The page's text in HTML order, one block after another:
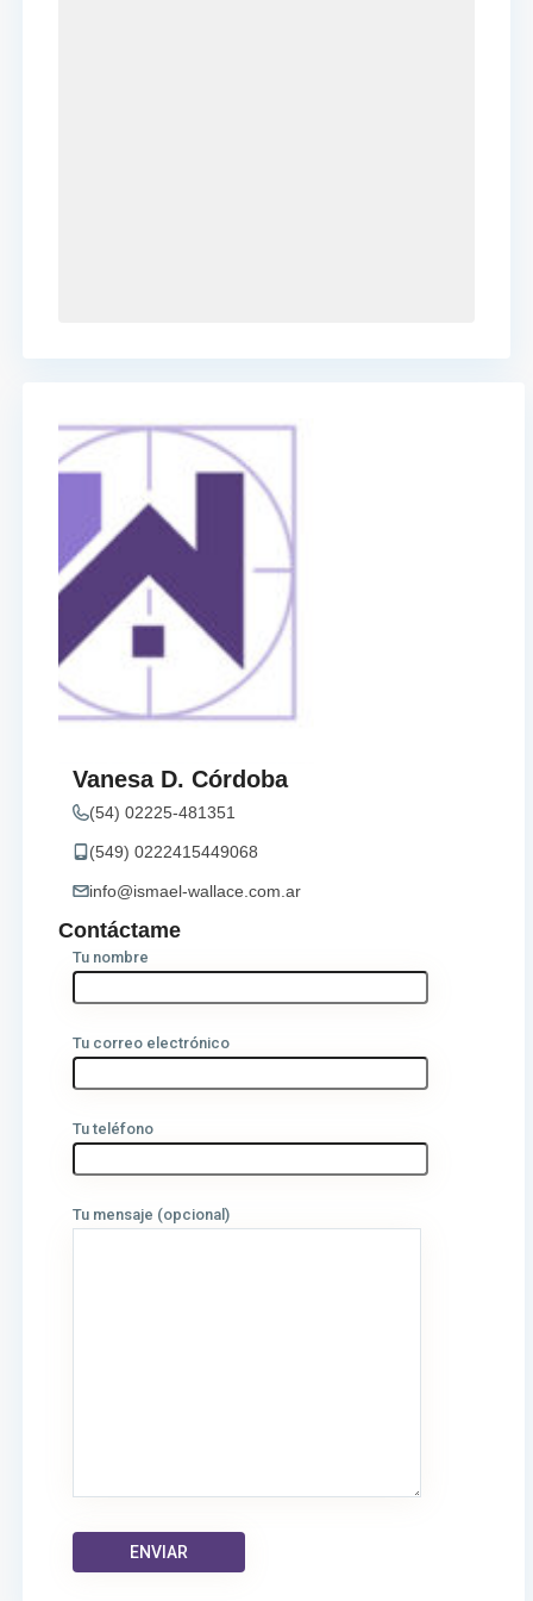
Vanesa D. Córdoba
(54) 02225-481351
(549) 0222415449068
info@ismael-wallace.com.ar
Contáctame
Tu nombre
Tu correo electrónico
Tu teléfono
Tu mensaje (opcional)